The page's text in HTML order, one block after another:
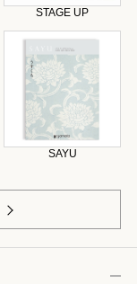
STAGE UP
SAYU